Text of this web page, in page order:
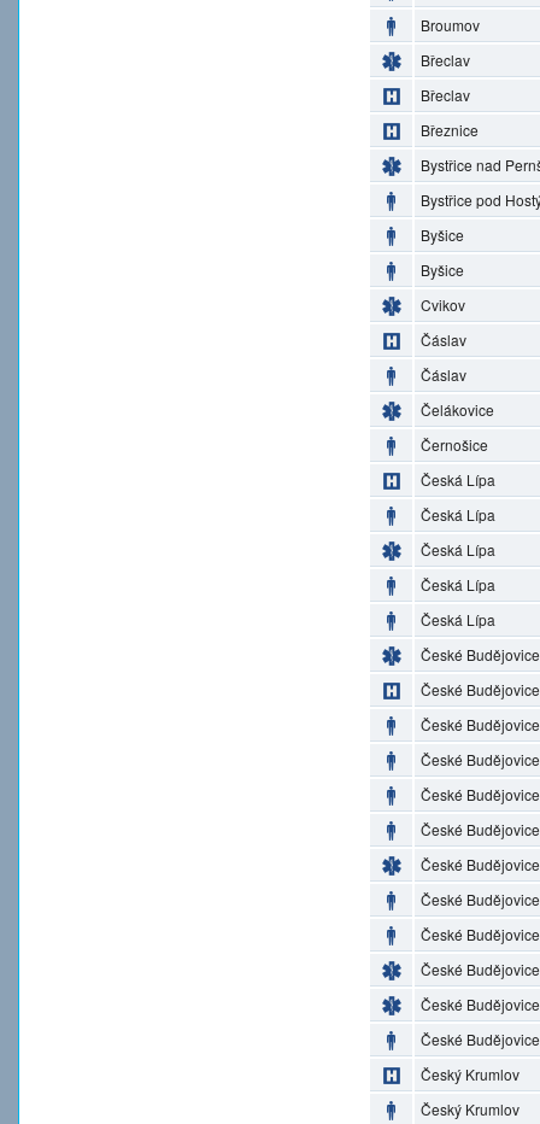
Broumov
Břeclav
Břeclav
Březnice
Bystřice nad
Bystřice pod
Byšice
Byšice
Cvikov
Čáslav
Čáslav
Čelákovice
Černošice
Česká Lípa
Česká Lípa
Česká Lípa
Česká Lípa
Česká Lípa
České Budějovice
České Budějovice
České Budějovice
České Budějovice
České Budějovice
České Budějovice
České Budějovice
České Budějovice
České Budějovice
České Budějovice
České Budějovice
České Budějovice
Český Krumlov
Český Krumlov